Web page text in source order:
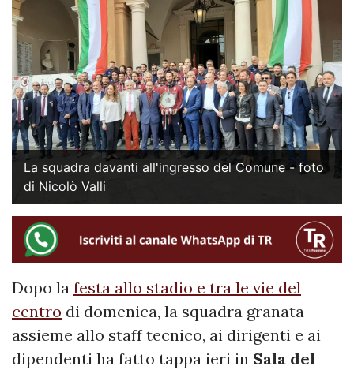
La squadra davanti all'ingresso del Comune - foto
di Nicolò Valli
Dopo la festa allo stadio e tra le vie del
centro di domenica, la squadra granata
assieme allo staff tecnico, ai dirigenti e ai
dipendenti ha fatto tappa ieri in Sala del